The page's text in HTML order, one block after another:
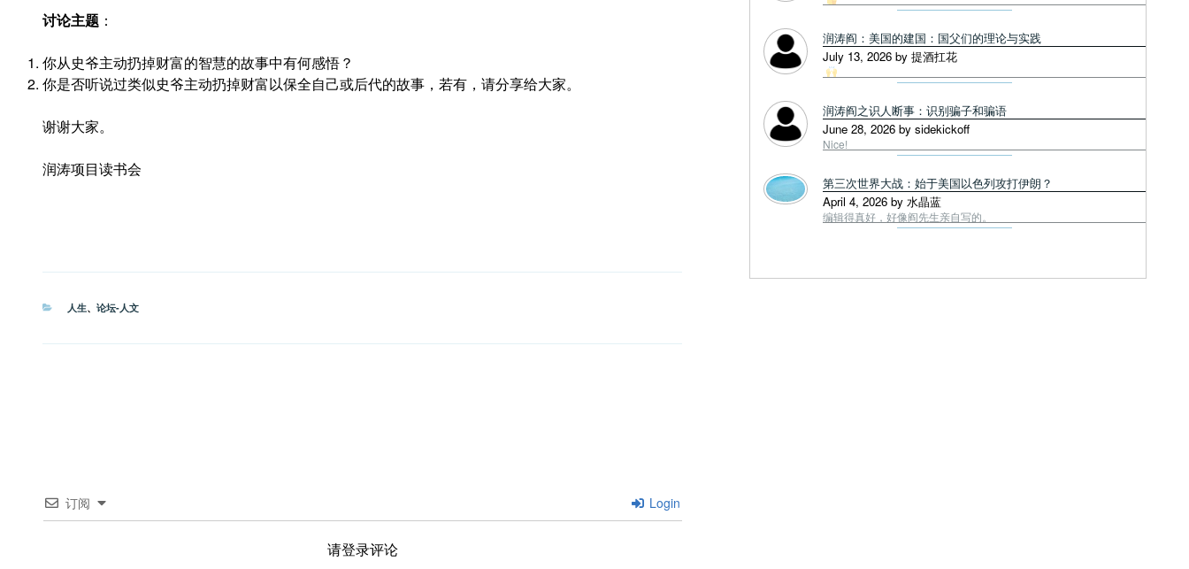
讨论主题 ：
你从史爷主动扔掉财富的智慧的故事中有何感悟？
你是否听说过类似史爷主动扔掉财富以保全自己或后代的故事，若有，请分享给大家。
谢谢大家。
润涛项目读书会
分
人生、 论坛-人文
订阅 Login
请登录评论
润涛阎：美国的建国：国父们的理论与实践
July 13, 2026 by 提酒扛花
润涛阎之识人断事：识别骗子和骗语
June 28, 2026 by sidekickoff
Nice!
第三次世界大战：始于美国以色列攻打伊朗？
April 4, 2026 by 水晶蓝
编辑得真好，好像阎先生亲自写的。